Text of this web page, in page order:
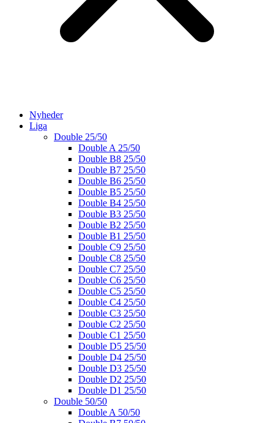
Nyheder
Liga
Double 25/50
Double A 25/50
Double B8 25/50
Double B7 25/50
Double B6 25/50
Double B5 25/50
Double B4 25/50
Double B3 25/50
Double B2 25/50
Double B1 25/50
Double C9 25/50
Double C8 25/50
Double C7 25/50
Double C6 25/50
Double C5 25/50
Double C4 25/50
Double C3 25/50
Double C2 25/50
Double C1 25/50
Double D5 25/50
Double D4 25/50
Double D3 25/50
Double D2 25/50
Double D1 25/50
Double 50/50
Double A 50/50